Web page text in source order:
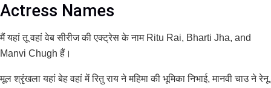
Actress Names
मैं यहां तू वहां वेब सीरीज की एक्ट्रेस के नाम Ritu Rai, Bharti Jha, and
Manvi Chugh हैं।
मूल श्रृंखला यहां बेह वहां में रितु राय ने महिमा की भूमिका निभाई, मानवी चाउ ने रेनू,